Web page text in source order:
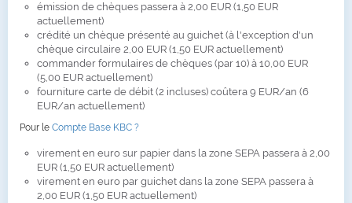
émission de chèques passera à 2,00 EUR (1,50 EUR
actuellement)
crédité un chèque présenté au guichet (à l'exception d'un
chèque circulaire 2,00 EUR (1,50 EUR actuellement)
commander formulaires de chèques (par 10) à 10,00 EUR
(5,00 EUR actuellement)
fourniture carte de débit (2 incluses) coûtera 9 EUR/an (6
EUR/an actuellement)
Pour le Compte Base KBC ?
virement en euro sur papier dans la zone SEPA passera à 2,00
EUR (1,50 EUR actuellement)
virement en euro par guichet dans la zone SEPA passera à
2,00 EUR (1,50 EUR actuellement)